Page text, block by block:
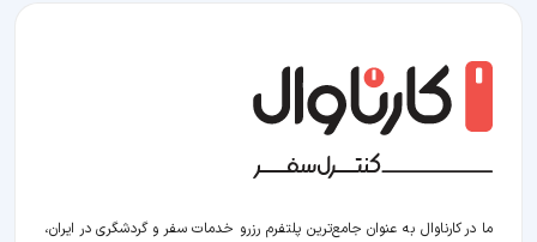
ما در کارناوال به عنوان جامع‌ترین پلتفرم رزرو خدمات سفر و گردشگری در ایران،